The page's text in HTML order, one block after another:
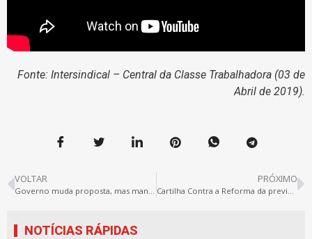
Fonte: Intersindical – Central da Classe Trabalhadora (03 de
Abril de 2019).
VOLTAR
Governo muda proposta, mas mantém discurso do limite de gastos
PRÓXIMO
Cartilha Contra a Reforma da previdência
NOTÍCIAS RÁPIDAS